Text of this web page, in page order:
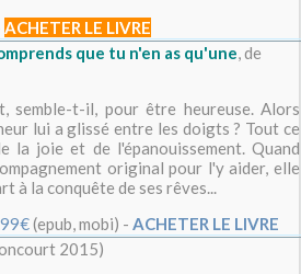
ACHETER LE LIVRE
que tu n'en as qu'une, de
t-il, pour être heureuse. Alors
lui a glissé entre les doigts ? Tout ce
la joie et de l'épanouissement. Quand
original pour l'y aider, elle
à la conquête de ses rêves...
(epub, mobi) - ACHETER LE LIVRE
2015)